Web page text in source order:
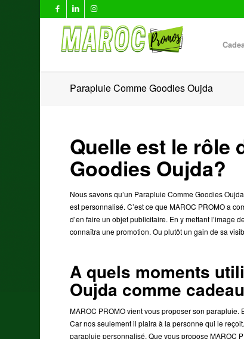
Parapluie Comme Goodies Oujda
Quelle est le rôle
Goodies Oujda?
Nous savons qu’un Parapluie Comme Goodies
est personnalisé. C’est ce que MAROC PROMO a
d’en faire un objet publicitaire. En y mettant l’image
connaîtra une promotion. Ou plutôt un gain de sa
A quels moments
Oujda comme
MAROC PROMO vient vous proposer son parapluie.
Car nos seulement il plaira à la personne qui le
parapluie personnalisé. Que vous propose MAROC